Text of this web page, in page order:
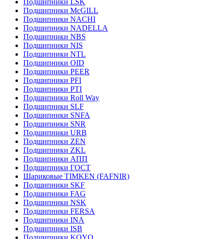
Подшипники LSK
Подшипники McGILL
Подшипники NACHI
Подшипники NADELLA
Подшипники NBS
Подшипники NIS
Подшипники NTL
Подшипники OID
Подшипники PEER
Подшипники PFI
Подшипники PTI
Подшипники Roll Way
Подшипники SLF
Подшипники SNFA
Подшипники SNR
Подшипники URB
Подшипники ZEN
Подшипники ZKL
Подшипники АПП
Подшипники ГОСТ
Шариковые ТІMKEN (FAFNIR)
Подшипники SKF
Подшипники FAG
Подшипники NSK
Подшипники FERSA
Подшипники INA
Подшипники ISB
Подшипники KOYO